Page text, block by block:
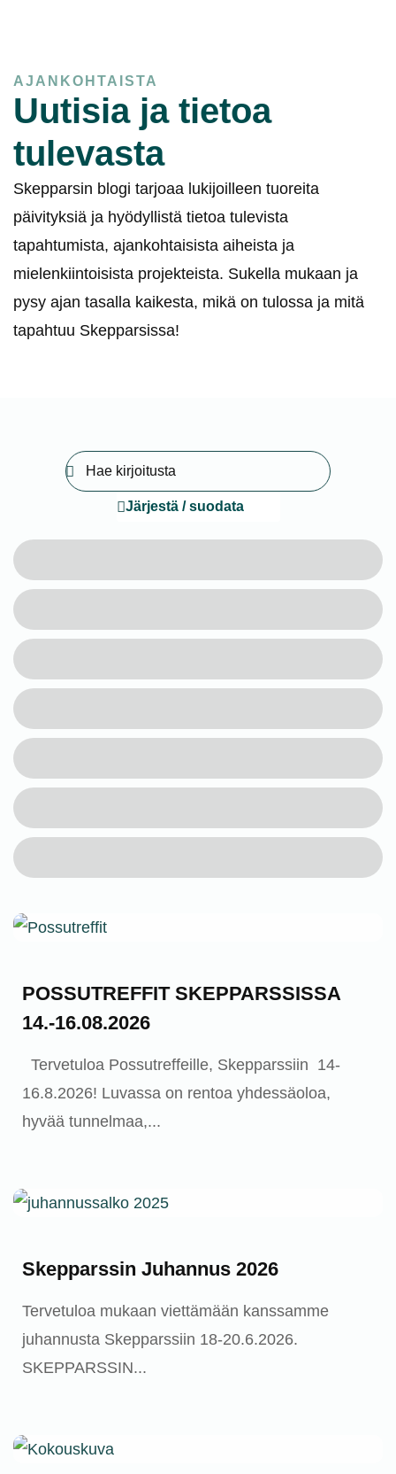
AJANKOHTAISTA
Uutisia ja tietoa
tulevasta
Skepparsin blogi tarjoaa lukijoilleen tuoreita
päivityksiä ja hyödyllistä tietoa tulevista
tapahtumista, ajankohtaisista aiheista ja
mielenkiintoisista projekteista. Sukella mukaan ja
pysy ajan tasalla kaikesta, mikä on tulossa ja mitä
tapahtuu Skepparsissa!
POSSUTREFFIT SKEPPARSSISSA
14.-16.08.2026
Tervetuloa Possutreffeille, Skepparssiin 14-
16.8.2026! Luvassa on rentoa yhdessäoloa,
hyvää tunnelmaa,...
Skepparssin Juhannus 2026
Tervetuloa mukaan viettämään kanssamme
juhannusta Skepparssiin 18-20.6.2026.
SKEPPARSSIN...